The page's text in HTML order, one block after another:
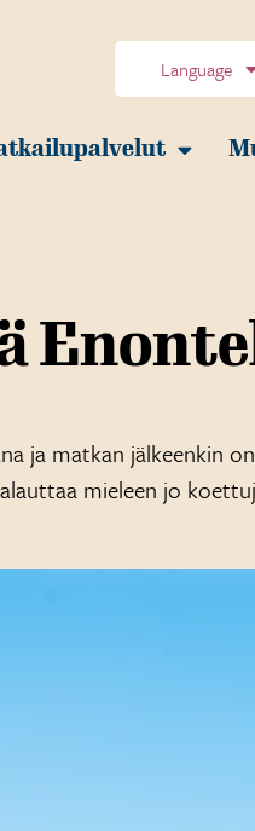
Language
ja matkan jälkeenkin
mieleen jo